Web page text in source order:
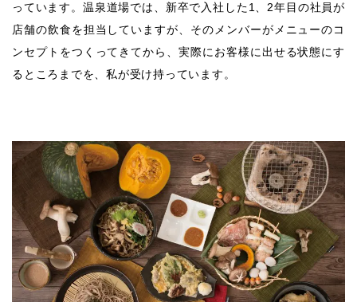
っています。温泉道場では、新卒で入社した1、2年目の社員が
店舗の飲食を担当していますが、そのメンバーがメニューのコ
ンセプトをつくってきてから、実際にお客様に出せる状態にす
るところまでを、私が受け持っています。